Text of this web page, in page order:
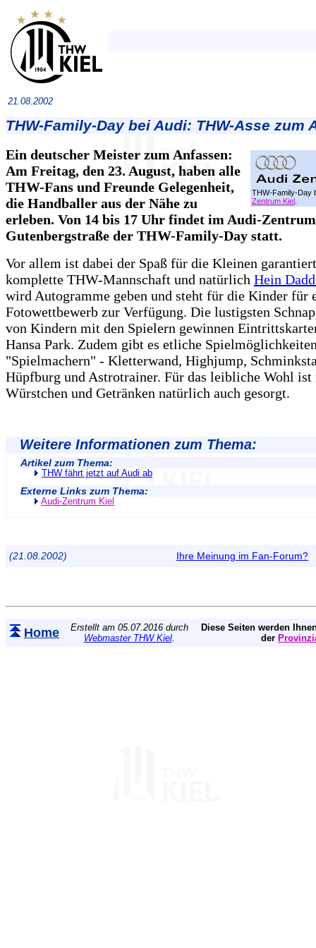
21.08.2002
THW-Family-Day bei Audi: THW-Asse zum
THW-Family-Day
Zentrum Kiel
Ein deutscher Meister zum Anfassen:
Am Freitag, den 23. August, haben alle
THW-Fans und Freunde Gelegenheit,
die Handballer aus der Nähe zu
erleben. Von 14 bis 17 Uhr findet im Audi-
Gutenbergstraße der THW-Family-Day statt.
Vor allem ist dabei der Spaß für die Kleinen
komplette THW-Mannschaft und natürlich Hein
wird Autogramme geben und steht für die Kinder für
Fotowettbewerb zur Verfügung. Die lustigsten
von Kindern mit den Spielern gewinnen
Hansa Park. Zudem gibt es etliche
"Spielmachern" - Kletterwand, Highjump,
Hüpfburg und Astrotrainer. Für das leibliche Wohl
Würstchen und Getränken natürlich auch gesorgt.
Weitere Informationen zum Thema:
Artikel zum Thema:
THW fährt jetzt auf Audi ab
Externe Links zum Thema:
Audi-Zentrum Kiel
(21.08.2002) Ihre Meinung im Fan-Forum?
Home
Erstellt am 05.07.2016 durch
Webmaster THW Kiel.
Diese Seiten werden
der